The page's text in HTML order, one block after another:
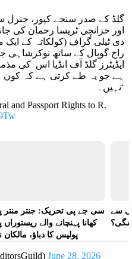
گلڈ کے صدر سنجے کپور، جنرل
اور خزانچی ٹریسا رحمان کی
دی ٹیلی گراف (کولکاتہ کے ایک
راج گوپال کے ساتھ
ایڈیٹرز گلڈ آف انڈیا اس کی
ہے جو یہ طے کرتی ہے کہ کون
نہیں۔‘
and Passport Rights to R.
سی جے پی تحریک: جنتر منتر
کھانا پہنچانے والے ریستوراں
پولیس کا دباؤ، مالکان
سے
June 28, 2026